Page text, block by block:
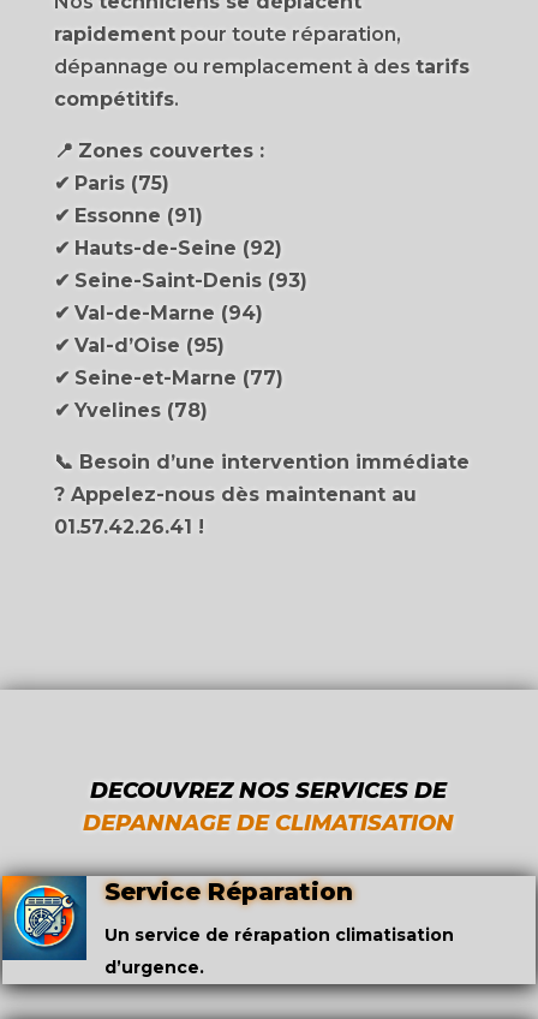
rapidementpour toute réparation,
dépannage ou remplacement à des tarifs
compétitifs.
📍 Zones couvertes :
✔ Paris (75)
✔ Essonne (91)
✔ Hauts-de-Seine (92)
✔ Seine-Saint-Denis (93)
✔ Val-de-Marne (94)
✔ Val-d’Oise (95)
✔ Seine-et-Marne (77)
✔ Yvelines (78)
📞 Besoin d’une intervention immédiate
? Appelez-nous dès maintenant au
01.57.42.26.41 !
DECOUVREZ NOS SERVICES DE
DEPANNAGE DE CLIMATISATION
Service Réparation
Un service de rérapation climatisation
d’urgence.